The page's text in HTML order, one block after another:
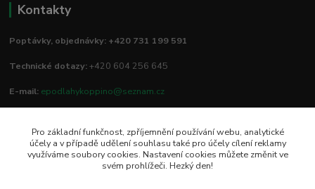
Kontakty
Poptávky, objednávky: +420 731 199 591
Technické dotazy:+420 604 256 645
E-mail: epodlahykoppino@seznam.cz
Prodejna/vzorkovna:
Studio Podlah
Mírové náměstí 16/15
Pro základní funkčnost, zpříjemnění používání webu, analytické
účely a v případě udělení souhlasu také pro účely cílení reklamy
využíváme soubory cookies. Nastavení cookies můžete změnit ve
svém prohlížeči. Hezký den!